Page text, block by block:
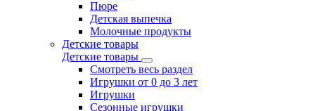
Пюре
Детская выпечка
Молочные продукты
Детские товары
Детские товары
Смотреть весь раздел
Игрушки от 0 до 3 лет
Игрушки
Сезонные игрушки